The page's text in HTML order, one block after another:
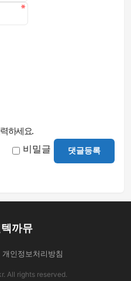
하세요.
비밀글 댓글등록
까뮤
개인정보처리방침
All rights reserved.